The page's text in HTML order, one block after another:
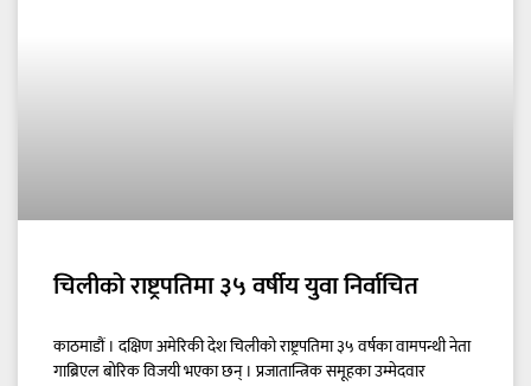
चिलीको राष्ट्रपतिमा ३५ वर्षीय युवा निर्वाचित
काठमाडौं । दक्षिण अमेरिकी देश चिलीको राष्ट्रपतिमा ३५ वर्षका वामपन्थी नेता
गाब्रिएल बोरिक विजयी भएका छन् । प्रजातान्त्रिक समूहका उम्मेदवार